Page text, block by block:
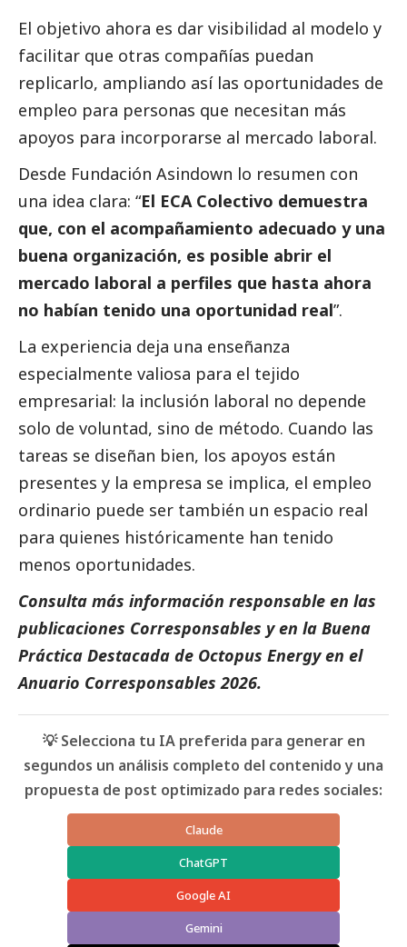
El objetivo ahora es dar visibilidad al modelo y
facilitar que otras compañías puedan
replicarlo, ampliando así las oportunidades de
empleo para personas que necesitan más
apoyos para incorporarse al mercado laboral.
Desde Fundación Asindown lo resumen con
una idea clara: “El ECA Colectivo demuestra
que, con el acompañamiento adecuado y una
buena organización, es posible abrir el
mercado laboral a perfiles que hasta ahora
no habían tenido una oportunidad real”.
La experiencia deja una enseñanza
especialmente valiosa para el tejido
empresarial: la inclusión laboral no depende
solo de voluntad, sino de método. Cuando las
tareas se diseñan bien, los apoyos están
presentes y la empresa se implica, el empleo
ordinario puede ser también un espacio real
para quienes históricamente han tenido
menos oportunidades.
Consulta más información responsable en las
publicaciones Corresponsables y en la Buena
Práctica Destacada de Octopus Energyen el
Anuario Corresponsables 2026.
💡 Selecciona tu IA preferida para generar en
segundos un análisis completo del contenido y una
propuesta de post optimizado para redes sociales:
Claude
ChatGPT
Google AI
Gemini